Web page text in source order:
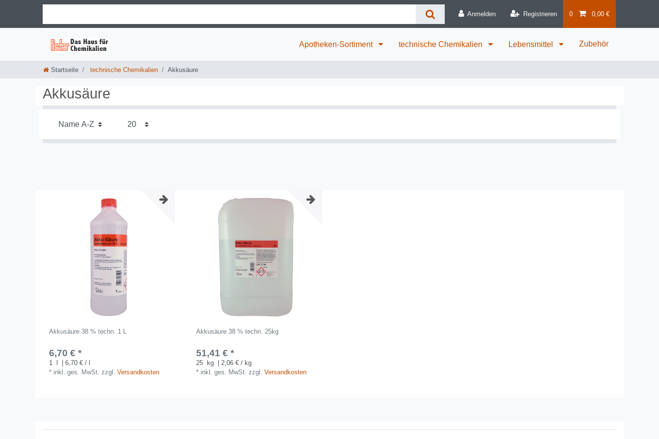
Anmelden Registrieren 0 0,00 €
Apotheken-Sortiment technische Chemikalien Lebensmittel Zubehör
Startseite technische Chemikalien Akkusäure
Akkusäure
Akkusäure 38 % techn. 1 L
6,70 € *
1
| 6,70 € / l
* inkl. ges. MwSt. zzgl. Versandkosten
Akkusäure 38 % techn. 25kg
51,41 € *
25 kg
| 2,06 € / kg
* inkl. ges. MwSt. zzgl. Versandkosten